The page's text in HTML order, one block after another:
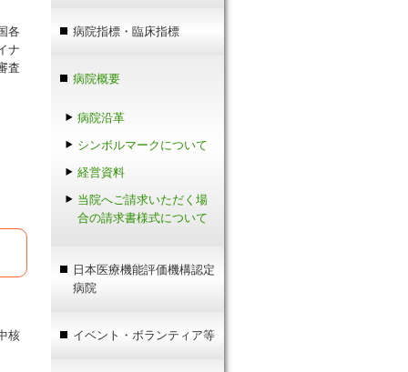
各
ナ
査
核
病院指標・臨床指標
病院概要
病院沿革
シンボルマークについて
経営資料
当院へご請求いただく場
合の請求書様式について
日本医療機能評価機構認定
病院
イベント・ボランティア等